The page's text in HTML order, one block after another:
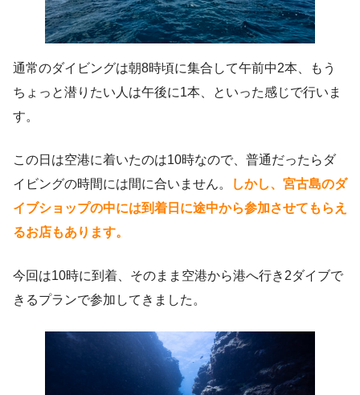
通常のダイビングは朝8時頃に集合して午前中2本、もう
ちょっと潜りたい人は午後に1本、といった感じで行いま
す。
この日は空港に着いたのは10時なので、普通だったらダ
イビングの時間には間に合いません。
しかし、宮古島のダ
イブショップの中には到着日に途中から参加させてもらえ
るお店もあります。
今回は10時に到着、そのまま空港から港へ行き2ダイブで
きるプランで参加してきました。